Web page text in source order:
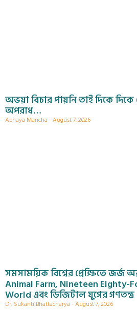
অভয়া বিচার পায়নি তাই দিকে
অপরাধ…
Abhaya Mancha August 7, 2026
সমসাময়িক বিশ্বের প্রেক্ষিতে জর্জ
Animal Farm, Nineteen Eighty-
World এবং ডিজিটাল যুগের গণতন্ত্র
Dr. Sukanti Bhattacharya August 7, 2026